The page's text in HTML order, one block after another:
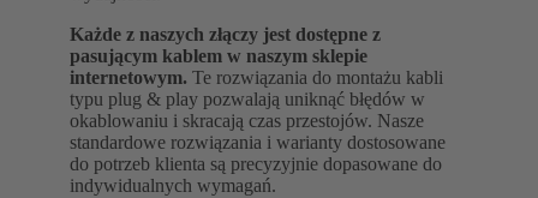
Każde z naszych złączy jest dostępne z
pasującym kablem w naszym sklepie
internetowym. Te rozwiązania do montażu kabli
typu plug & play pozwalają uniknąć błędów w
okablowaniu i skracają czas przestojów. Nasze
standardowe rozwiązania i warianty dostosowane
do potrzeb klienta są precyzyjnie dopasowane do
indywidualnych wymagań.